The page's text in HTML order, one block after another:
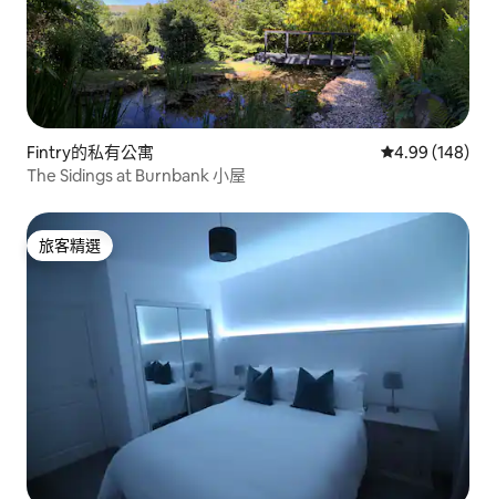
Fintry的私有公寓 從 148 則評價
4.99 (148)
The Sidings at Burnbank 小屋
旅客精選
旅客精選